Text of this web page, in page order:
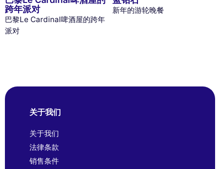
跨年派对
巴黎Le Cardinal啤酒屋的跨年
派对
新年的游轮晚餐
关于我们
关于我们
法律条款
销售条件